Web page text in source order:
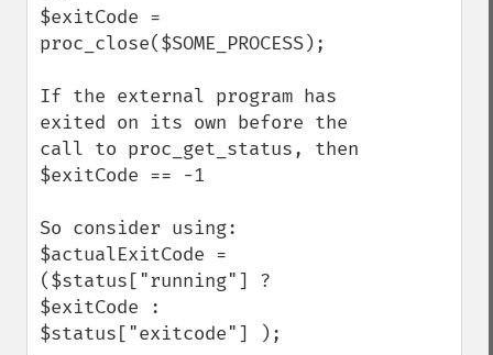
$exitCode =
proc_close($SOME_PROCESS);
If the external program has
exited on its own before the
call to proc_get_status, then
$exitCode == -1
So consider using:
$actualExitCode =
($status["running"] ?
$exitCode :
$status["exitcode"] );